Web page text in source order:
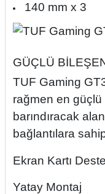
140 mm x 3
GÜÇLÜ
TUF Gaming
rağmen en güçlü
barındıracak
bağlantılara
Ekran Kartı
Yatay Montaj